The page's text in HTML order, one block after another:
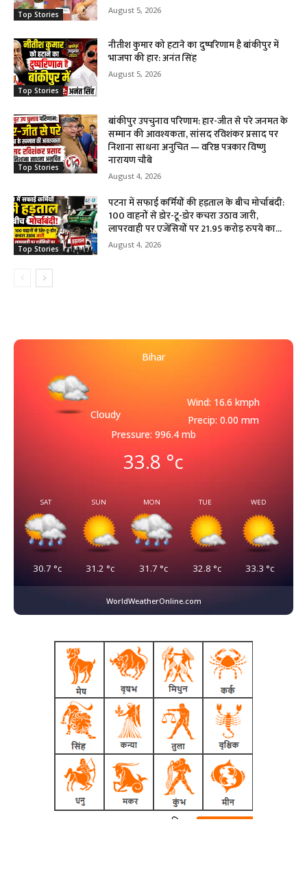
Top Stories August 5, 2026
Top Stories
नीतीश कुमार को हटाने का दुष्परिणाम है बांकीपुर में
भाजपा की हार: अनंत सिंह
August 5, 2026
Top Stories
बांकीपुर उपचुनाव परिणाम: हार-जीत से परे जनमत के
सम्मान की आवश्यकता, सांसद रविशंकर प्रसाद पर
निशाना साधना अनुचित — वरिष्ठ पत्रकार विष्णु
नारायण चौबे
August 4, 2026
Top Stories
पटना में सफाई कर्मियों की हड़ताल के बीच मोर्चाबंदी:
100 वाहनों से डोर-टू-डोर कचरा उठाव जारी,
लापरवाही पर एजेंसियों पर 21.95 करोड़ रुपये का...
August 4, 2026
Bihar
Cloudy
Wind: 16.6 kmph
Precip: 0.00 mm
Pressure: 996.4 mb
33.8 °c
SAT
30.7 °c
SUN
31.2 °c
MON
31.7 °c
TUE
32.8 °c
WED
33.3 °c
WorldWeatherOnline.com